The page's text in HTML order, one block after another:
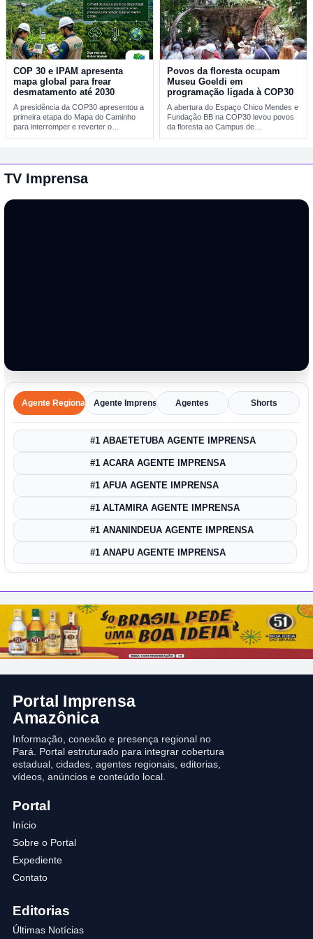
COP 30 e IPAM apresenta
mapa global para frear
desmatamento até 2030
A presidência da COP30 apresentou a
primeira etapa do Mapa do Caminho
para interromper e reverter o
Povos da floresta ocupam
Museu Goeldi em
programação ligada à COP30
A abertura do Espaço Chico Mendes e
Fundação BB na COP30 levou povos
da floresta ao Campus de…
TV Imprensa
Agente Regional Agente Imprensa Amazônica
Agentes Shorts
#1 ABAETETUBA AGENTE IMPRENSA
#1 ACARA AGENTE IMPRENSA
#1 AFUA AGENTE IMPRENSA
#1 ALTAMIRA AGENTE IMPRENSA
#1 ANANINDEUA AGENTE IMPRENSA
#1 ANAPU AGENTE IMPRENSA
Portal Imprensa
Amazônica
Informação, conexão e presença regional no
Pará. Portal estruturado para integrar cobertura
estadual, cidades, agentes regionais, editorias,
vídeos, anúncios e conteúdo local.
Portal
Início
Sobre o Portal
Expediente
Contato
Editorias
Últimas Notícias